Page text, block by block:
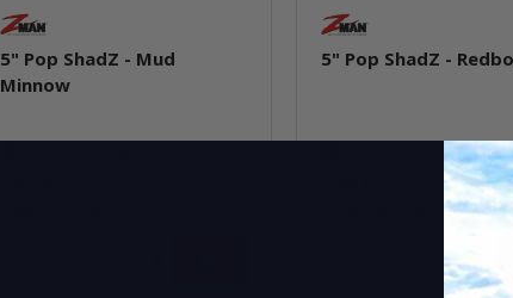
5" Pop ShadZ - Mud
Minnow
5" Pop ShadZ -
Sofort verfügbar
Pkg.